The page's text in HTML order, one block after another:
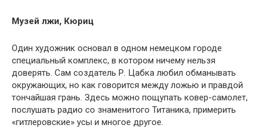
Музей лжи, Кюриц
Один художник основал в одном немецком городе
специальный комплекс, в котором ничему нельзя
доверять. Сам создатель Р. Цабка любил обманывать
окружающих, но как говорится между ложью и правдой
тончайшая грань. Здесь можно пощупать ковер-самолет,
послушать радио со знаменитого Титаника, примерить
«гитлеровские» усы и многое другое.